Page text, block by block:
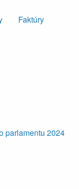
Faktúry
parlamentu 2024